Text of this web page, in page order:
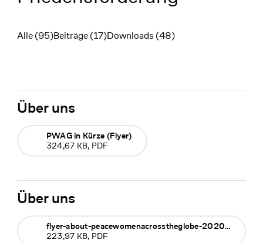
Filter
Alle (95)Beiträge (17)Downloads (48)
Über uns
PWAG in Kürze (Flyer)
324,67 KB, PDF
Über uns
flyer-about-peacewomenacrosstheglobe-2020-en
223,97 KB, PDF